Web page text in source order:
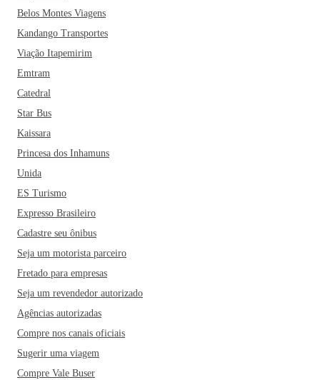
Belos Montes Viagens
Kandango Transportes
Viação Itapemirim
Emtram
Catedral
Star Bus
Kaissara
Princesa dos Inhamuns
Unida
ES Turismo
Expresso Brasileiro
Cadastre seu ônibus
Seja um motorista parceiro
Fretado para empresas
Seja um revendedor autorizado
Agências autorizadas
Compre nos canais oficiais
Sugerir uma viagem
Compre Vale Buser